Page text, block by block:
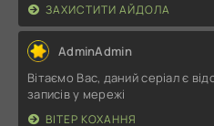
ЗАХИСТИТИ АЙДОЛА
AdminAdmin
Вітаємо Вас, даний серіал є
записів у мережі
ВІТЕР КОХАННЯ